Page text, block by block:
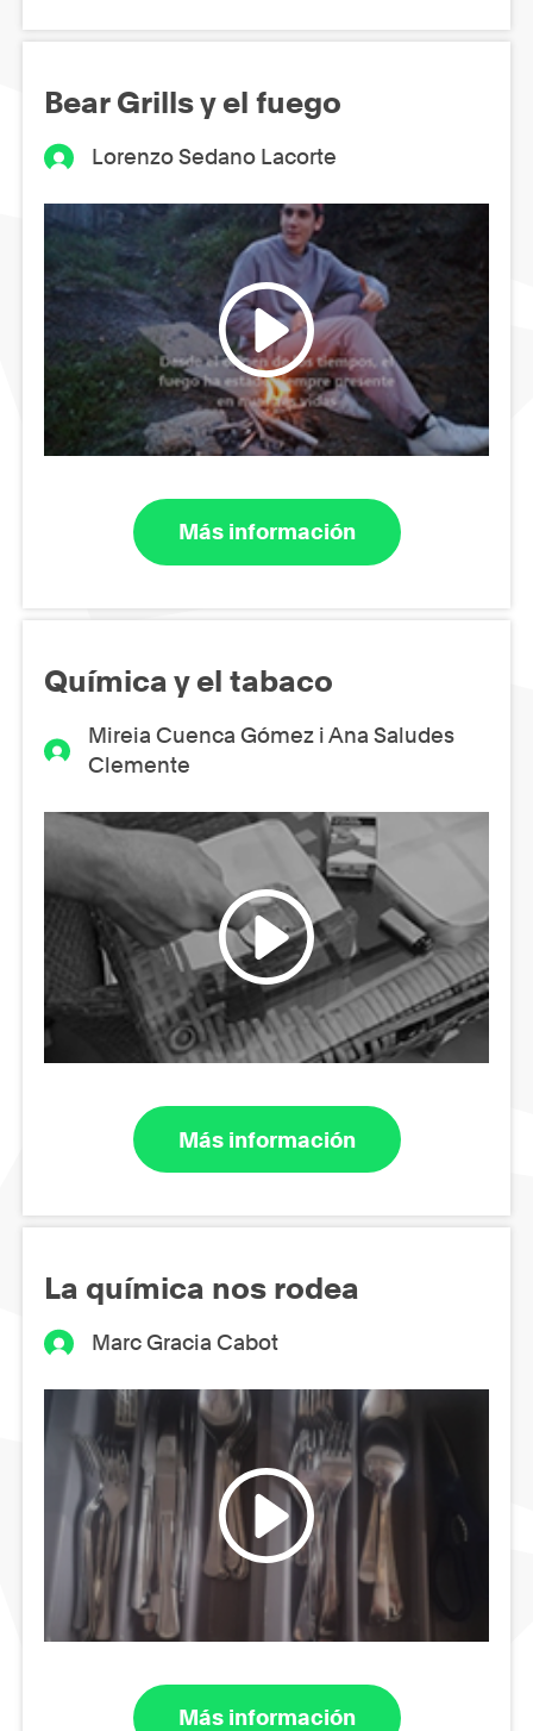
Bear Grills y el fuego
Lorenzo Sedano Lacorte
Más información
Química y el tabaco
Mireia Cuenca Gómez i Ana Saludes
Clemente
Más información
La química nos rodea
Marc Gracia Cabot
Más información